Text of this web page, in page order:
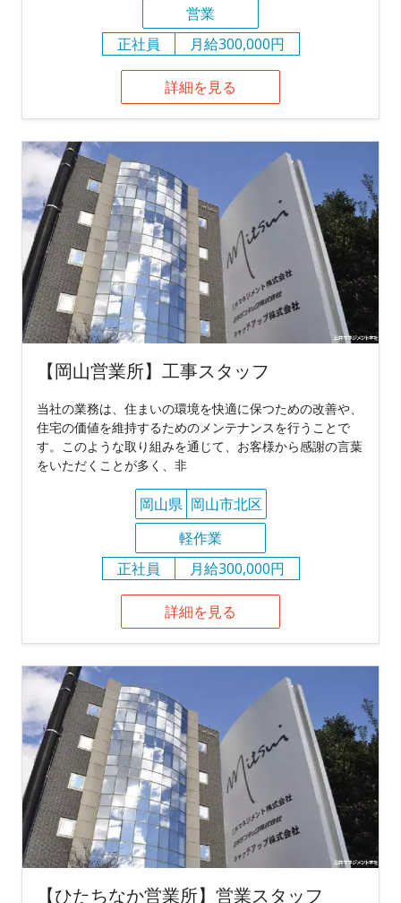
営業
正社員
月給300,000円
詳細を見る
【岡山営業所】工事スタッフ
当社の業務は、住まいの環境を快適に保つための改善や、
住宅の価値を維持するためのメンテナンスを行うことで
す。このような取り組みを通じて、お客様から感謝の言葉
をいただくことが多く、非
岡山県 岡山市北区
軽作業
正社員
月給300,000円
詳細を見る
【ひたちなか営業所】営業スタッフ